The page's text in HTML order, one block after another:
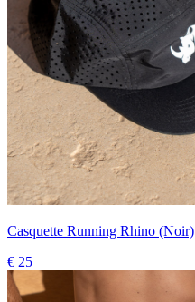
Casquette Running Rhino (Noir)
€ 25